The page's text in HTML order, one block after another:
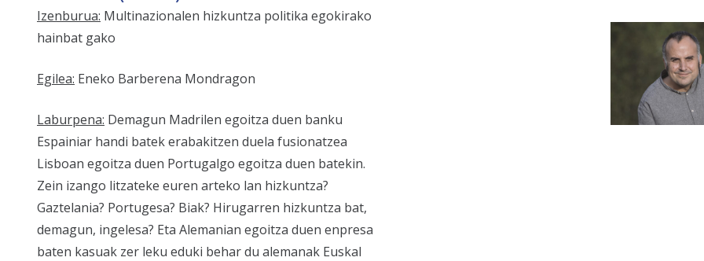
Izenburua: Multinazionalen hizkuntza politika egokirako
hainbat gako
Egilea: Eneko Barberena Mondragon
Laburpena: Demagun Madrilen egoitza duen banku
Espainiar handi batek erabakitzen duela fusionatzea
Lisboan egoitza duen Portugalgo egoitza duen batekin.
Zein izango litzateke euren arteko lan hizkuntza?
Gaztelania? Portugesa? Biak? Hirugarren hizkuntza bat,
demagun, ingelesa? Eta Alemanian egoitza duen enpresa
baten kasuak zer leku eduki behar du alemanak Euskal